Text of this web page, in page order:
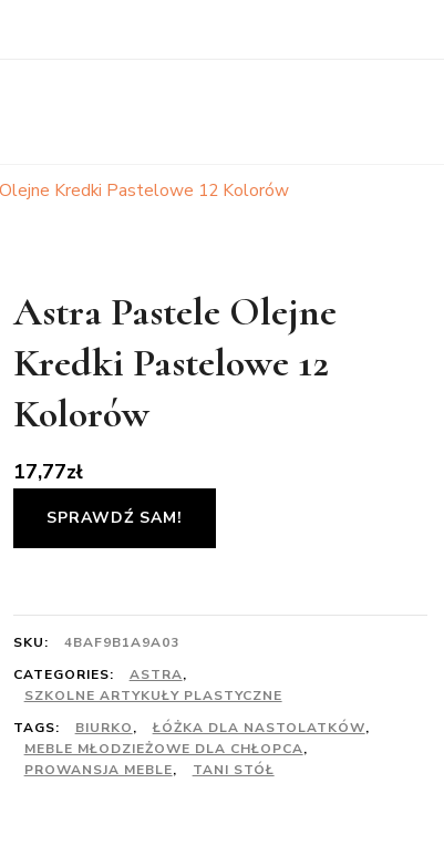
Kredki Pastelowe 12 Kolorów
Astra Pastele Olejne
Kredki Pastelowe 12
Kolorów
17,77zł
SPRAWDŹ SAM!
SKU:
4BAF9B1A9A03
CATEGORIES:
ASTRA,
SZKOLNE ARTYKUŁY PLASTYCZNE
TAGS:
BIURKO, ŁÓŻKA DLA NASTOLATKÓW,
MEBLE MŁODZIEŻOWE DLA CHŁOPCA,
PROWANSJA MEBLE, TANI STÓŁ